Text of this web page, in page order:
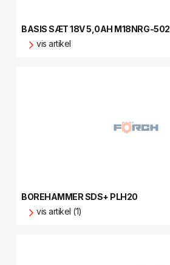
BASIS SÆT 18V 5,0AH M18NRG-502
vis artikel
BOREHAMMER SDS+ PLH20
vis artikel (1)